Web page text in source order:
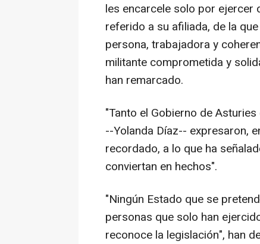
les encarcele solo por ejercer
referido a su afiliada, de la
persona, trabajadora y
militante comprometida y
han remarcado.
"Tanto el Gobierno de
--Yolanda Díaz-- expresaron,
recordado, a lo que ha
conviertan en hechos".
"Ningún Estado que se
personas que solo han
reconoce la legislación", han